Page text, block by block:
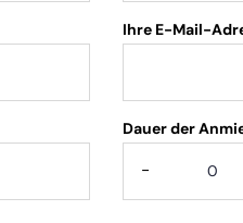
Ihre E-Mail-
Dauer der
-